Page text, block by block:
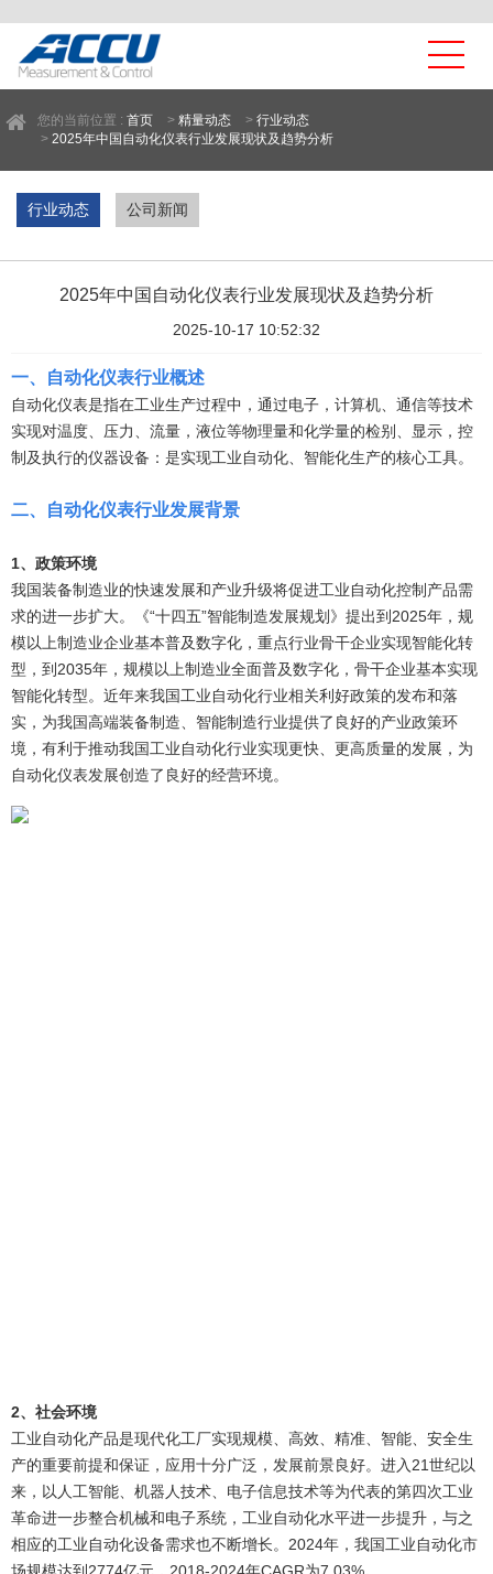
您的当前位置 : 首页 > 精量动态 > 行业动态
> 2025年中国自动化仪表行业发展现状及趋势分析
行业动态 公司新闻
2025年中国自动化仪表行业发展现状及趋势分析
2025-10-17 10:52:32
一、 自动化仪表行业概述
自动化仪表是指在工业生产过程中，通过电子，计算机、通信等技术
实现对温度、压力、流量，液位等物理量和化学量的检别、显示，控
制及执行的仪器设备：是实现工业自动化、智能化生产的核心工具。
二、 自动化仪表行业发展背景
1、政策环境
我国装备制造业的快速发展和产业升级将促进工业自动化控制产品需
求的进一步扩大。《“十四五”智能制造发展规划》提出到2025年，规
模以上制造业企业基本普及数字化，重点行业骨干企业实现智能化转
型，到2035年，规模以上制造业全面普及数字化，骨干企业基本实现
智能化转型。近年来我国工业自动化行业相关利好政策的发布和落
实，为我国高端装备制造、智能制造行业提供了良好的产业政策环
境，有利于推动我国工业自动化行业实现更快、更高质量的发展，为
自动化仪表发展创造了良好的经营环境。
2、社会环境
工业自动化产品是现代化工厂实现规模、高效、精准、智能、安全生
产的重要前提和保证，应用十分广泛，发展前景良好。进入21世纪以
来，以人工智能、机器人技术、电子信息技术等为代表的第四次工业
革命进一步整合机械和电子系统，工业自动化水平进一步提升，与之
相应的工业自动化设备需求也不断增长。2024年，我国工业自动化市